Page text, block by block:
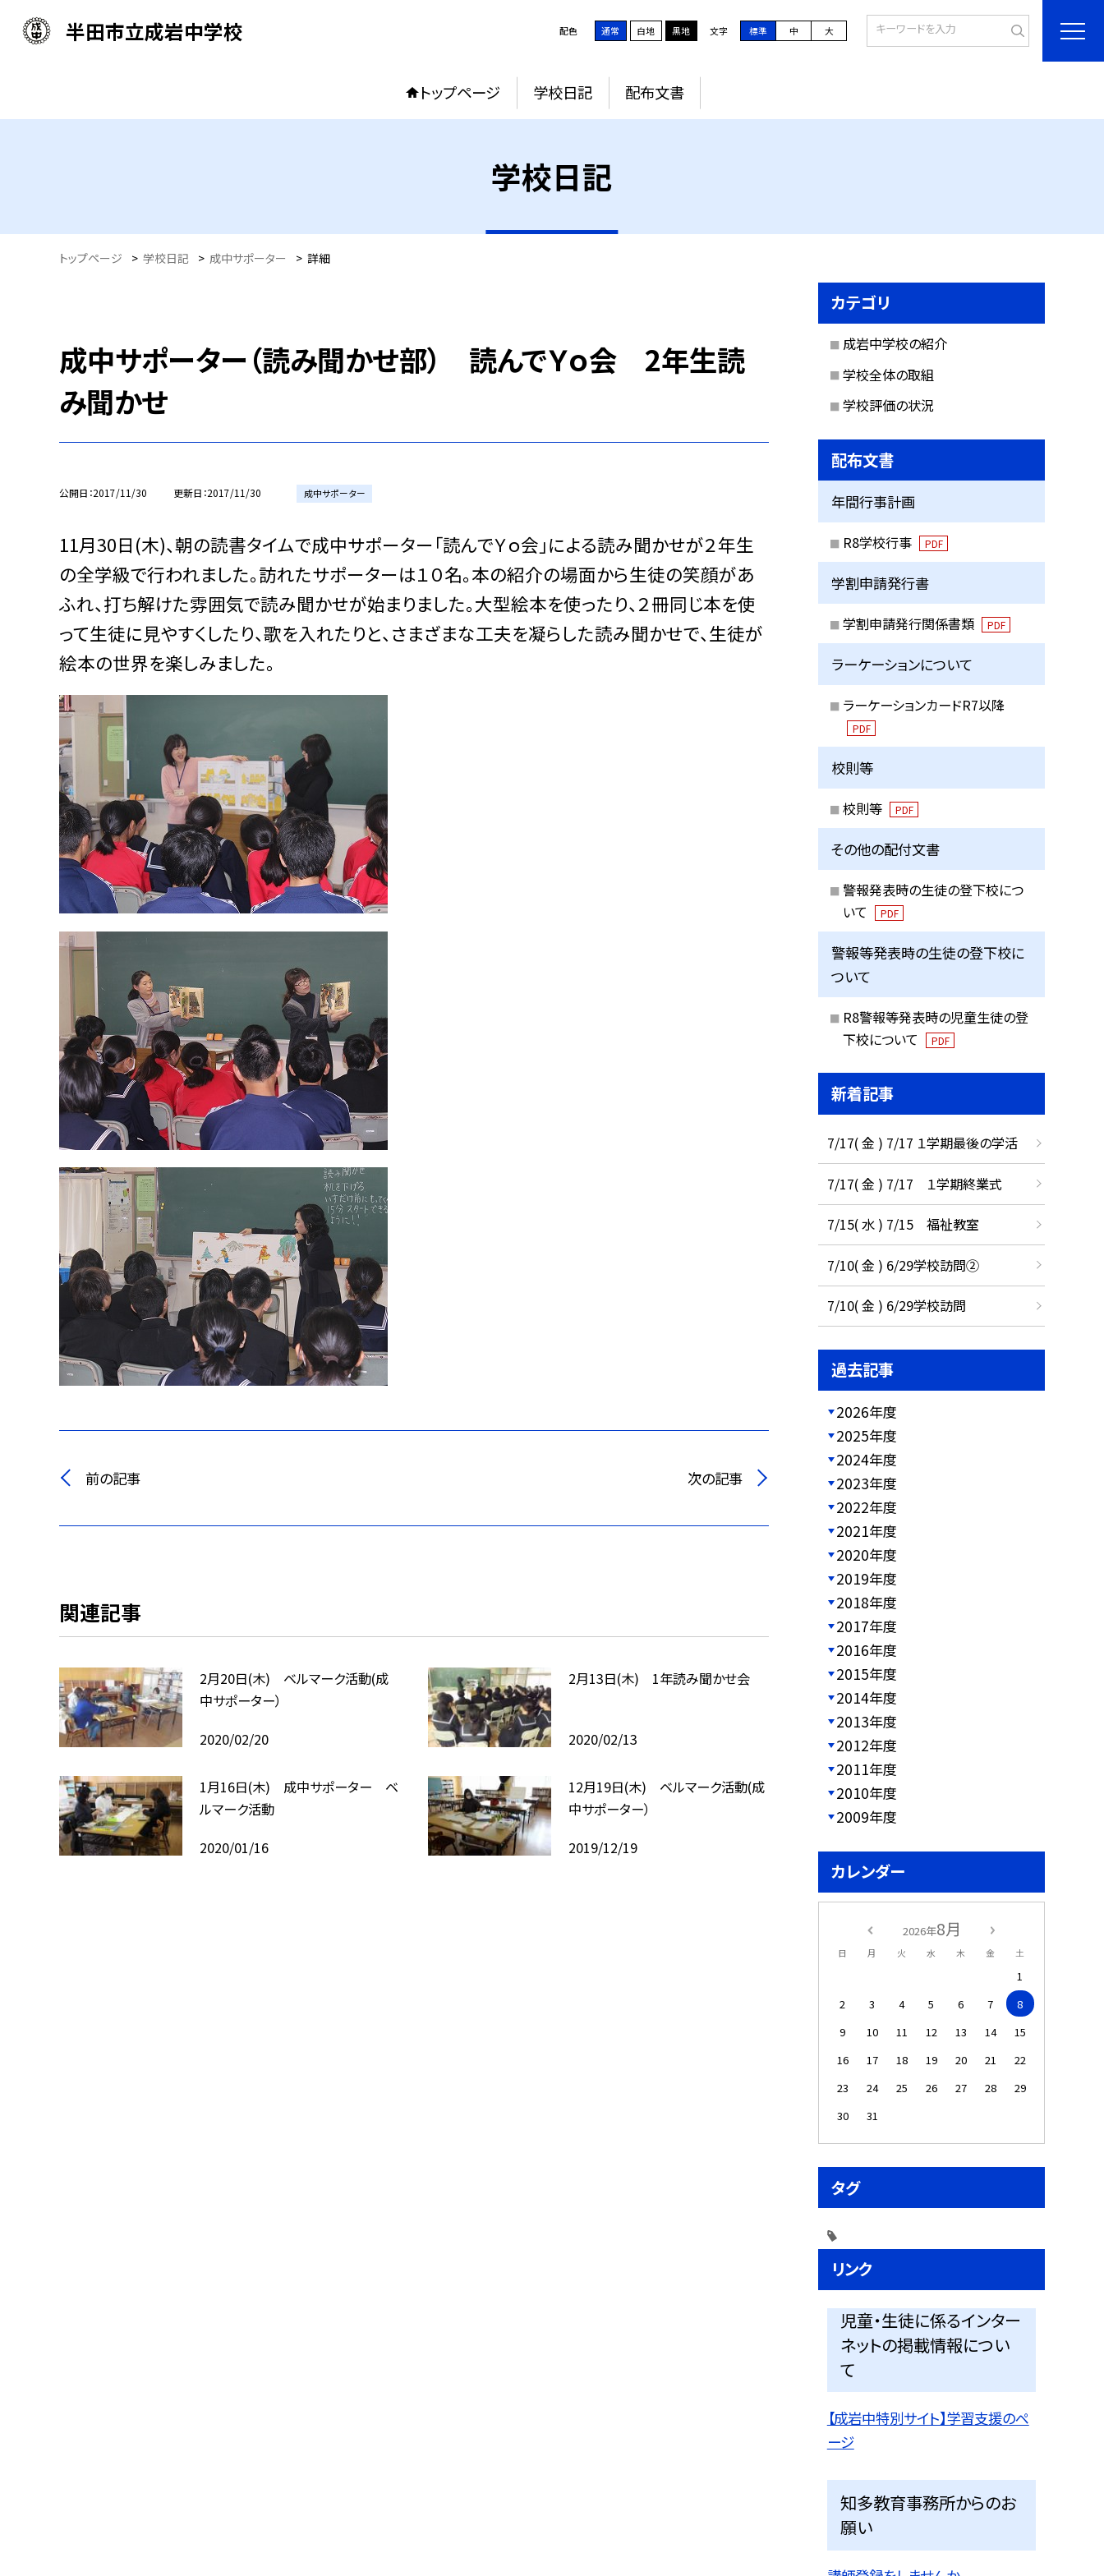
半田市立成岩中学校 配色 通常 白地 黒地 文字 標準 中 大
トップページ 学校日記 配布文書
学校日記
トップページ > 学校日記 > 成中サポーター > 詳細
成中サポーター（読み聞かせ部） 読んでＹｏ会 2年生読
み聞かせ
公開日 2017/11/30 更新日 2017/11/30 成中サポーター
11月30日(木)、朝の読書タイムで成中サポーター「読んでＹｏ会」による読み聞かせが２年生
の全学級で行われました。訪れたサポーターは１０名。本の紹介の場面から生徒の笑顔があ
ふれ、打ち解けた雰囲気で読み聞かせが始まりました。大型絵本を使ったり、２冊同じ本を使
って生徒に見やすくしたり、歌を入れたりと、さまざまな工夫を凝らした読み聞かせで、生徒が
絵本の世界を楽しみました。
前の記事 次の記事
関連記事
2月20日(木) ベルマーク活動(成
中サポーター）
2020/02/20
2月13日(木) 1年読み聞かせ会
2020/02/13
1月16日(木) 成中サポーター ベ
ルマーク活動
2020/01/16
12月19日(木) ベルマーク活動(成
中サポーター）
2019/12/19
カテゴリ
成岩中学校の紹介
学校全体の取組
学校評価の状況
配布文書
年間行事計画
R8学校行事 PDF
学割申請発行書
学割申請発行関係書類 PDF
ラーケーションについて
ラーケーションカードR7以降
PDF
校則等
校則等 PDF
その他の配付文書
警報発表時の生徒の登下校につ
いて
PDF
警報等発表時の生徒の登下校に
ついて
R8警報等発表時の児童生徒の登
下校について
PDF
新着記事
7/17( 金 ) 7/17 １学期最後の学活
7/17( 金 ) 7/17 １学期終業式
7/15( 水 ) 7/15 福祉教室
7/10( 金 ) 6/29学校訪問②
7/10( 金 ) 6/29学校訪問
過去記事
2026年度
2025年度
2024年度
2023年度
2022年度
2021年度
2020年度
2019年度
2018年度
2017年度
2016年度
2015年度
2014年度
2013年度
2012年度
2011年度
2010年度
2009年度
カレンダー
2026年8月
日 月 火 水 木 金 土
1
2
3 4 5 6 7
8
9
10 11 12 13 14
15
16
17 18 19 20 21
22
23
24 25 26 27 28
29
30
31
タグ
リンク
児童・生徒に係るインター
ネットの掲載情報につい
て
【成岩中特別サイト】学習支援のペ
ージ
知多教育事務所からのお
願い